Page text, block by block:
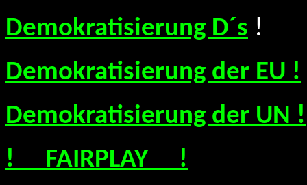
Demokratisierung D´s !
Demokratisierung der EU !
Demokratisierung der UN !
! FAIRPLAY !